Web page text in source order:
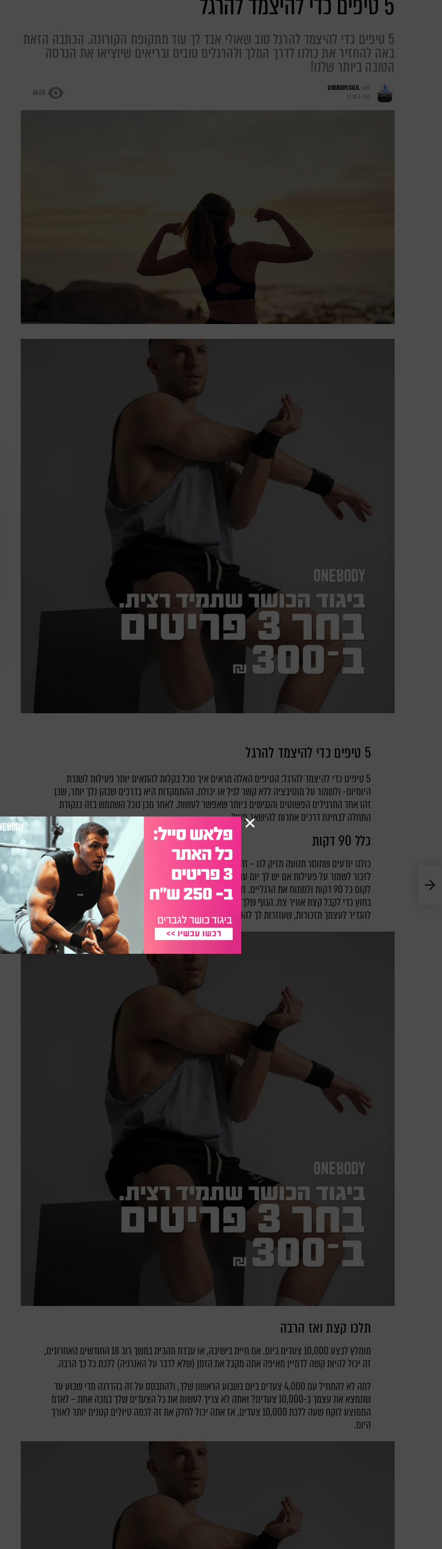
5 טיפים כדי להיצמד להרגל טוב שאולי אבד לך עוד מתקופת הקורונה. הכתבה הזאת
באה להחזיר את כולנו לדרך המלך ולהרגלים טובים ובריאים שיוציאו את הגרסה
הטובה ביותר שלנו!
מאתONEBODY.CO.IL
לפני 4 שנים
48.5k
5 טיפים כדי להיצמד להרגל
5 טיפים כדי להיצמד להרגל: הטיפים האלה מראים איך נוכל בקלות להתאים יותר פעילות לשגרת
היומיום- ולשמור על מוטיבציה ללא קשר לגיל או יכולת. ההתמקדות היא בדרכים שבהן נלך יותר, שכן
זהו אחד התרגילים הפשוטים והנגישים ביותר שאפשר לעשות. לאחר מכן נוכל השתמש בזה כנקודת
התחלה לבחינת דרכים אחרות להישאר פעיל.
כלל 90 דקות
כולנו יודעים שחוסר תנועה מזיק לנו – זה קשור ישירות למחלות לב וכלי דם – אבל זה יכול להיות קשה
לזכור לשמור על פעילות אם יש לך יום עמוס, או עובד מהבית – או שניהם. כלל שקל לעקוב אחריו הוא
לקום כל 90 דקות ולמתוח את הרגליים. זה אומר, כל שעה וחצי, גשו למטבח כדי להכין כוס מים או שתו
בחוץ כדי לקבל קצת אוויר צח. הגוף שלך יודה לך. ישנן מספר אפליקציות זמינות המאפשרות לך
להגדיר לעצמך תזכורות, שעוזרות לך להפוך את זה להרגל.
תלכו קצת ואז הרבה
מומלץ לבצע 10,000 צעדים ביום. אם חיית בישיבה, או עבדת מהבית במשך רוב 18 החודשים האחרונים,
זה יכול להיות קשה לדמיין מאיפה אתה מקבל את הזמן (שלא לדבר על האנרגיה) ללכת כל כך הרבה.
למה לא להתחיל עם 4,000 צעדים ביום בשבוע הראשון שלך, ולהתבסס על זה בהדרגה מדי שבוע עד
שתמצא את עצמך ב-10,000 צעדים? ואתה לא צריך לעשות את כל הצעדים שלך במכה אחת – לאדם
הממוצע לוקח שעה ללכת 10,000 צעדים, אז אתה יכול לחלק את זה לכמה טיולים קטנים יותר לאורך
היום.